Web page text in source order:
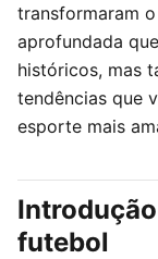
transformaram
aprofundada
históricos, mas
tendências que
esporte mais
futebol